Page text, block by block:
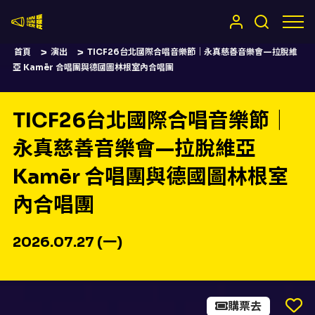
首頁 演出
TICF26台北國際合唱音樂節｜永真慈善音樂會—拉脫維
亞 Kamēr 合唱團與德國圖林根室內合唱團
TICF26台北國際合唱音樂節｜
永真慈善音樂會—拉脫維亞
Kamēr 合唱團與德國圖林根室
內合唱團
2026.07.27 (一)
購票去